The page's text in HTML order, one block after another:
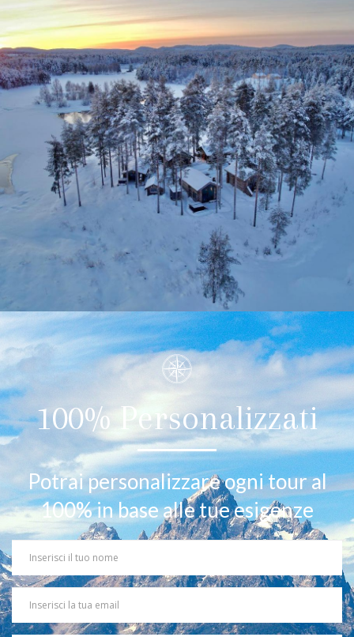
100% Personalizzati
Potrai personalizzare ogni tour al
100% in base alle tue esigenze
Name
Your
Email